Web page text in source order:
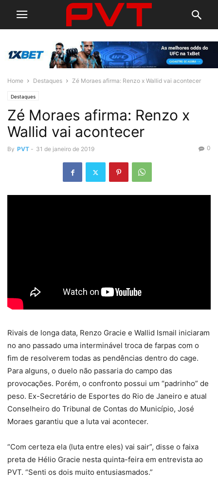
Home Destaques Zé Moraes afirma: Renzo x Wallid vai acontecer
Destaques
Zé Moraes afirma: Renzo x
Wallid vai acontecer
By PVT - 31 de janeiro de 2019 0
Rivais de longa data, Renzo Gracie e Wallid Ismail iniciaram
no ano passado uma interminável troca de farpas com o
fim de resolverem todas as pendências dentro do cage.
Para alguns, o duelo não passaria do campo das
provocações. Porém, o confronto possui um “padrinho” de
peso. Ex-Secretário de Esportes do Rio de Janeiro e atual
Conselheiro do Tribunal de Contas do Município, José
Moraes garantiu que a luta vai acontecer.
“Com certeza ela (luta entre eles) vai sair”, disse o faixa
preta de Hélio Gracie nesta quinta-feira em entrevista ao
PVT. “Senti os dois muito entusiasmados.”